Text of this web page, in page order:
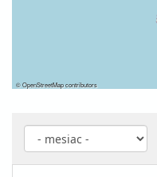
©OpenStreetMapcontributors